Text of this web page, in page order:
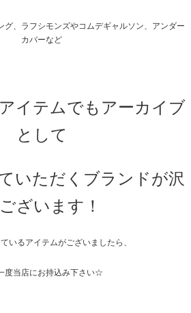
グ、ラフシモンズやコムデギャルソン、アンダー
カバーなど
イテムでもアーカイブ
として
いただくブランドが沢
ざいます！
いるアイテムがございましたら、
度当店にお持込み下さい☆